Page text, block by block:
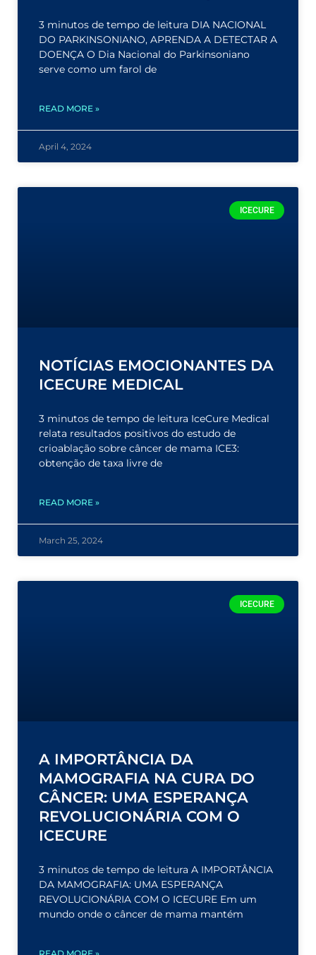
3 minutos de tempo de leitura DIA NACIONAL
DO PARKINSONIANO, APRENDA A DETECTAR A
DOENÇA O Dia Nacional do Parkinsoniano
serve como um farol de
READ MORE »
April 4, 2024
ICECURE
NOTÍCIAS EMOCIONANTES DA
ICECURE MEDICAL
3 minutos de tempo de leitura IceCure Medical
relata resultados positivos do estudo de
crioablação sobre câncer de mama ICE3:
obtenção de taxa livre de
READ MORE »
March 25, 2024
ICECURE
A IMPORTÂNCIA DA
MAMOGRAFIA NA CURA DO
CÂNCER: UMA ESPERANÇA
REVOLUCIONÁRIA COM O
ICECURE
3 minutos de tempo de leitura A IMPORTÂNCIA
DA MAMOGRAFIA: UMA ESPERANÇA
REVOLUCIONÁRIA COM O ICECURE Em um
mundo onde o câncer de mama mantém